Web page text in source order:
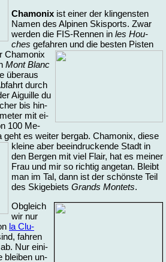
Cha­mo­nix ist ei­ner der klin­gens­ten
Na­men des Al­pi­nen Ski­sports. Zwar
wer­den die FIS-Ren­nen in les Hou­
ches ge­fah­ren und die bes­ten Pis­ten
Cha­mo­nix
Mont Blanc
über­aus
durch
Ai­guil­le du
bis hin­
mit ei­
100 Me­
geht es wei­ter bergab. Cha­mo­nix, die­se
klei­ne aber be­ein­dru­cken­de Stadt in
den Ber­gen mit viel Flair, hat es mei­ner
Frau und mir so rich­tig an­ge­tan. Bleibt
man im Tal, dann ist der schöns­te Teil
des Ski­ge­biets Grands Mon­tets.
Ob­gleich
wir nur
la Clu­
fah­ren
Nur ei­ni­
blei­ben un­